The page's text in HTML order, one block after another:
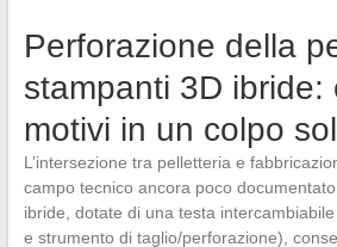
Perforazione della
stampanti 3D ibride:
motivi in un colpo
L’intersezione tra pelletteria e
campo tecnico ancora poco
ibride, dotate di una testa
e strumento di taglio/perforazione),